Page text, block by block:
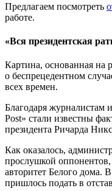
Предлагаем посмотреть
работе.
«Вся президентская
Картина, основанная на
о беспрецедентном
всех времен.
Благодаря журналистам
Post» стали известны
президента Ричарда
Как оказалось,
прослушкой оппонентов,
авторитет Белого дома.
пришлось подать в